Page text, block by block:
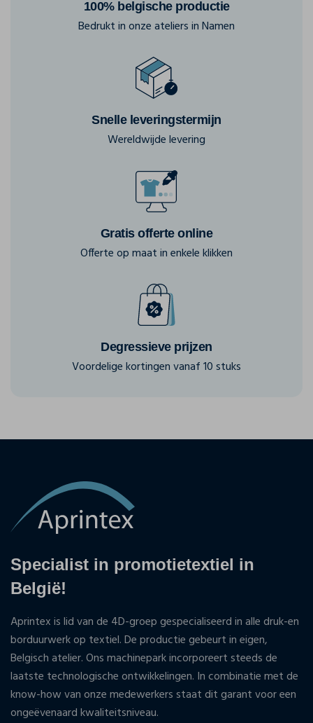
100% belgische productie
Bedrukt in onze ateliers in Namen
Snelle leveringstermijn
Wereldwijde levering
Gratis offerte online
Offerte op maat in enkele klikken
Degressieve prijzen
Voordelige kortingen vanaf 10 stuks
Specialist in promotietextiel in
België!
Aprintex is lid van de 4D-groep gespecialiseerd in alle druk-en
borduurwerk op textiel. De productie gebeurt in eigen,
Belgisch atelier. Ons machinepark incorporeert steeds de
laatste technologische ontwikkelingen. In combinatie met de
know-how van onze medewerkers staat dit garant voor een
ongeëvenaard kwaliteitsniveau.